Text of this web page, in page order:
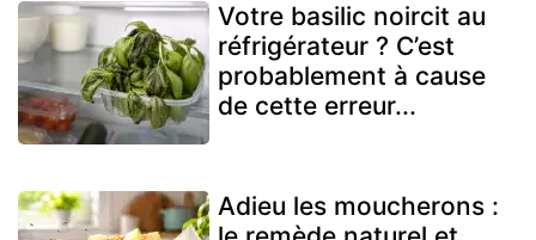
Votre basilic noircit au
réfrigérateur ? C’est
probablement à cause
de cette erreur...
Adieu les moucherons :